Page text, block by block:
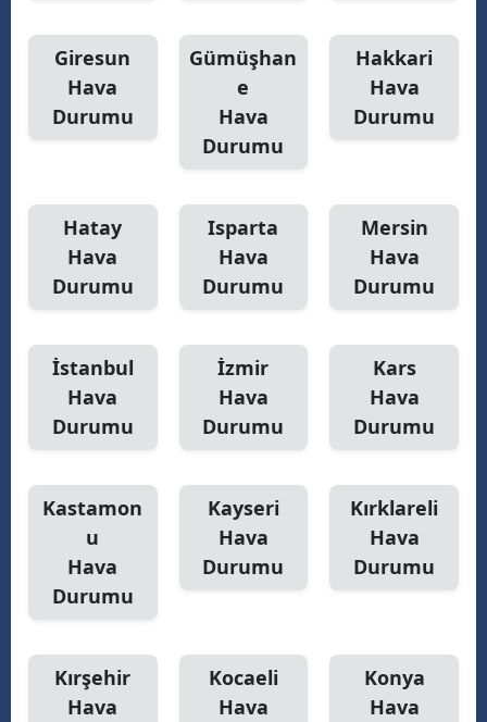
Giresun
Hava
Durumu
Gümüşhan
e
Hava
Durumu
Hakkari
Hava
Durumu
Hatay
Hava
Durumu
Isparta
Hava
Durumu
Mersin
Hava
Durumu
İstanbul
Hava
Durumu
İzmir
Hava
Durumu
Kars
Hava
Durumu
Kastamon
u
Hava
Durumu
Kayseri
Hava
Durumu
Kırklareli
Hava
Durumu
Kırşehir
Hava
Kocaeli
Hava
Konya
Hava